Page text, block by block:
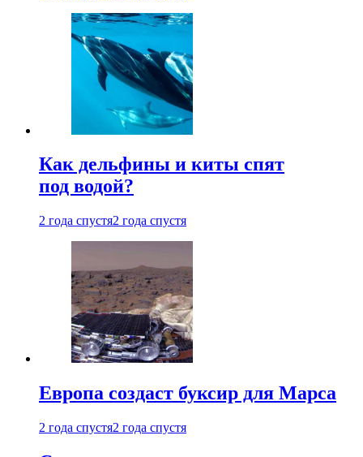
Как дельфины и киты спят
под водой?
2 года спустя2 года спустя
Европа создаст буксир для Марса
2 года спустя2 года спустя